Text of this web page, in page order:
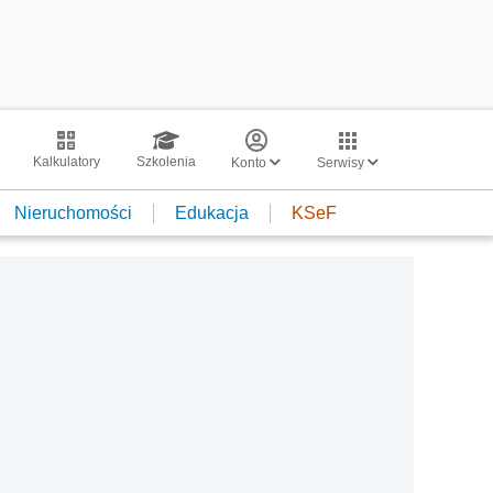
Kalkulatory Szkolenia Konto Serwisy
Nieruchomości Edukacja KSeF